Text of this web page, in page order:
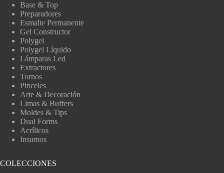
Base & Top
Preparadores
Esmalte Permanente
Gel Constructor
Polygel
Polygel Líquido
Lámparas Led
Extractores
Tornos
Pinceles
Arte & Decoración
Limas & Buffers
Moldes & Tips
Dual Forms
Acrílicos
Insumos
COLECCIONES